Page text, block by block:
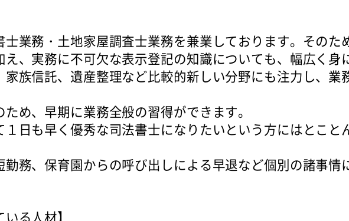
業務・土地家屋調査士業務を兼業しております。そのた
、実務に不可欠な表示登記の知識についても、幅広く身
家族信託、遺産整理など比較的新しい分野にも注力し、業
め、早期に業務全般の習得ができます。
日も早く優秀な司法書士になりたいという方にはとこと
務、保育園からの呼び出しによる早退など個別の諸事情
る人材】